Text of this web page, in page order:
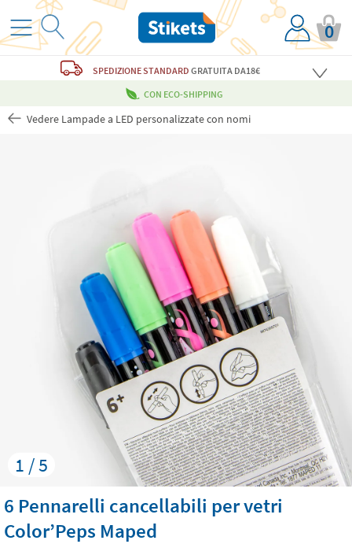
0
SPEDIZIONE STANDARD GRATUITADA18€
CON ECO-SHIPPING
Vedere Lampade a LED personalizzate con nomi
1 / 5
6 Pennarelli cancellabili per vetri
Color’Peps Maped